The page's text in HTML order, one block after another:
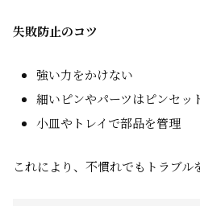
失敗防止のコツ
強い力をかけない
細いピンやパーツはピンセッ
小皿やトレイで部品を管理
これにより、不慣れでもトラブル